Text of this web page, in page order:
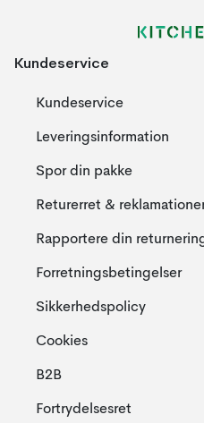
Kundeservice
Kundeservice
Leveringsinformation
Spor din pakke
Returerret &
Rapportere din
Forretningsbetingelser
Sikkerhedspolicy
Cookies
B2B
Fortrydelsesret